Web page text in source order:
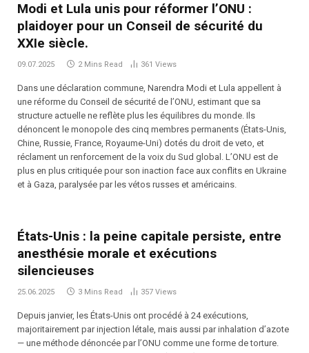
Modi et Lula unis pour réformer l’ONU :
plaidoyer pour un Conseil de sécurité du
XXIe siècle.
09.07.2025 2 Mins Read 361 Views
Dans une déclaration commune, Narendra Modi et Lula appellent à
une réforme du Conseil de sécurité de l’ONU, estimant que sa
structure actuelle ne reflète plus les équilibres du monde. Ils
dénoncent le monopole des cinq membres permanents (États-Unis,
Chine, Russie, France, Royaume-Uni) dotés du droit de veto, et
réclament un renforcement de la voix du Sud global. L’ONU est de
plus en plus critiquée pour son inaction face aux conflits en Ukraine
et à Gaza, paralysée par les vétos russes et américains.
États-Unis : la peine capitale persiste, entre
anesthésie morale et exécutions
silencieuses
25.06.2025 3 Mins Read 357 Views
Depuis janvier, les États-Unis ont procédé à 24 exécutions,
majoritairement par injection létale, mais aussi par inhalation d’azote
— une méthode dénoncée par l’ONU comme une forme de torture.